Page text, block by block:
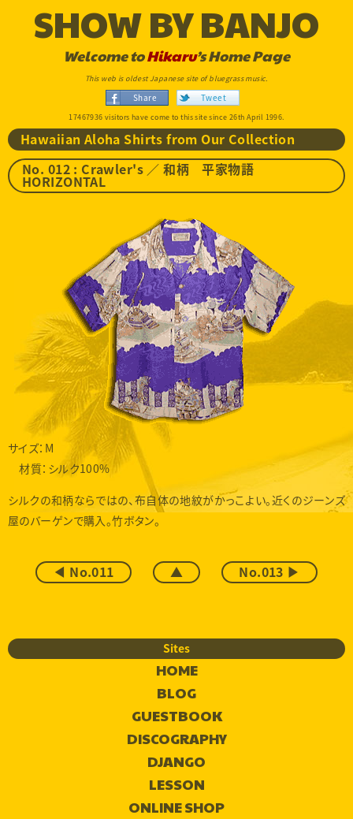
SHOW BY BANJO
Welcome toHikaru’s Home Page
This web is oldest Japanese site of bluegrass music.
Share Tweet
17467936 visitors have come to this site since 26th April 1996.
Hawaiian Aloha Shirts from Our Collection
No. 012 : Crawler's ／ 和柄 平家物語
HORIZONTAL
サイズ：M
材質：シルク100%
シルクの和柄ならではの、布自体の地紋がかっこよい。近くのジーンズ
屋のバーゲンで購入。竹ボタン。
◀ No.011 ▲ No.013 ▶
Sites
HOME
BLOG
GUESTBOOK
DISCOGRAPHY
DJANGO
LESSON
ONLINE SHOP